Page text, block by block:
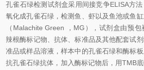
孔雀石绿检测试剂盒采用间接竞争ELISA方
氧化成孔雀石绿，检测鱼、虾以及鱼池或鱼
（Malachite Green ，MG），试剂盒由预包
辣根酶标记物、抗体、标准品及其他配套试
准品或样品溶液，样本中的孔雀石绿和酶标
抗孔雀石绿抗体，加入酶标记物后，用TMB